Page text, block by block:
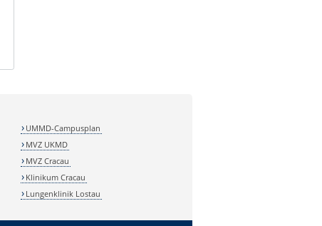
UMMD-Campusplan
MVZ UKMD
MVZ Cracau
Klinikum Cracau
Lungenklinik Lostau